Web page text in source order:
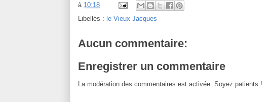
à 10:18
Libellés : le Vieux Jacques
Aucun commentaire:
Enregistrer un commentaire
La modération des commentaires est activée. Soyez patients !